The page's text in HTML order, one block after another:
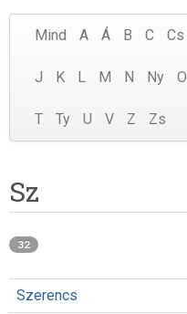
Mind A Á B C Cs
J K L M N Ny O
T Ty U V Z Zs
Sz
32
Szerencs